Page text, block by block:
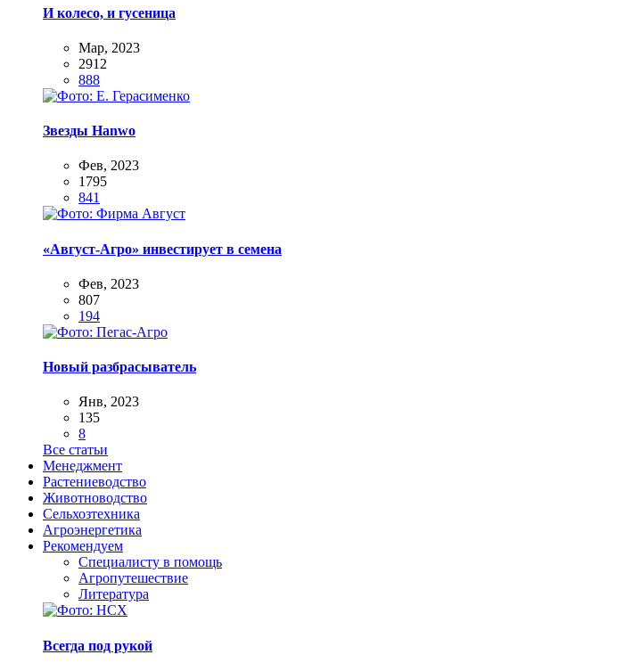
И колесо, и гусеница
Мар, 2023
2912
888
Звезды Hanwo
Фев, 2023
1795
841
«Август-Агро» инвестирует в семена
Фев, 2023
807
194
Новый разбрасыватель
Янв, 2023
135
8
Все статьи
Менеджмент
Растениеводство
Животноводство
Сельхозтехника
Агроэнергетика
Рекомендуем
Специалисту в помощь
Агропутешествие
Литература
Всегда под рукой